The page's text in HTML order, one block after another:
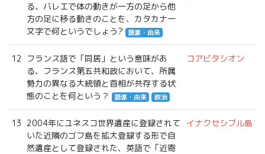
る、バレエで体の動きが一方の足から他
方の足に移る動きのことを、カタカナ一
文字で何というでしょう?
語源・由来
12
フランス語で「同居」という意味があ
る、フランス第五共和政において、所属
勢力の異なる大統領と首相が共存する状
態のことを何という？
語源・由来 政治
コアビタシオン
13 2004年にユネスコ世界遺産に登録されて
いた近隣のゴフ島を拡大登録する形で自
然遺産として登録された、英語で「近寄
イナクセシブル島